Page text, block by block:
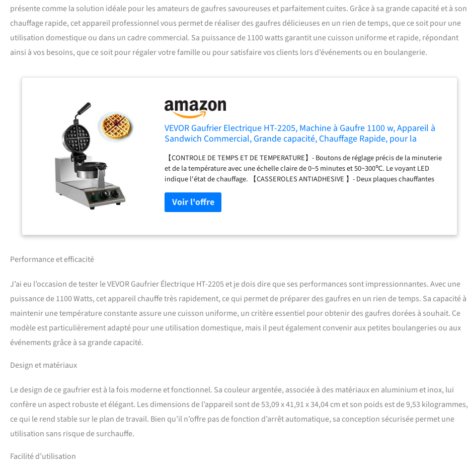
présente comme la solution idéale pour les amateurs de gaufres savoureuses et parfaitement cuites. Grâce à sa grande capacité et à son
chauffage rapide, cet appareil professionnel vous permet de réaliser des gaufres délicieuses en un rien de temps, que ce soit pour une
utilisation domestique ou dans un cadre commercial. Sa puissance de 1100 watts garantit une cuisson uniforme et rapide, répondant
ainsi à vos besoins, que ce soit pour régaler votre famille ou pour satisfaire vos clients lors d’événements ou en boulangerie.
VEVOR Gaufrier Electrique HT-2205, Machine à Gaufre 1100 w, Appareil à
Sandwich Commercial, Grande capacité, Chauffage Rapide, pour la
【CONTROLE DE TEMPS ET DE TEMPERATURE】- Boutons de réglage précis de la minuterie
et de la température avec une échelle claire de 0~5 minutes et 50~300℃. Le voyant LED
indique l'état de chauffage. 【CASSEROLES ANTIADHESIVE 】- Deux plaques chauffantes
pour former une délicieuse gaufre ronde, peuvent être divisées en 4 morceaux le long des
lignes. Le revêtement anti-adhésif en téflon permet une meilleure mise en forme et garde
votre endroit propre et propre sans passer beaucoup de temps à le nettoyer. 【QUALITE
Plaque SUS sous le moule pour récupérer la pâte qui fuit pour faciliter le nettoyage. Corps de
une structure triangulaire stable, nette, belle sans désordre. Le niveau de sécurité est
également amélioré. Poignée épaisse avec dissipation de la chaleur assurée. La surface lisse
rend le fonctionnement plus efficace. 【APPLICATION A GRANDE ECHELLE】 - Gaufre douce
à l'intérieur et croustillante à l'extérieur avec une saveur spéciale, un arrière-goût sans fin et
une odeur séduisante. Le chocolat, les bonbons et autres décorations peuvent être ajoutés
Performance et efficacité
J’ai eu l’occasion de tester le VEVOR Gaufrier Électrique HT-2205 et je dois dire que ses performances sont impressionnantes. Avec une
puissance de 1100 Watts, cet appareil chauffe très rapidement, ce qui permet de préparer des gaufres en un rien de temps. Sa capacité à
maintenir une température constante assure une cuisson uniforme, un critère essentiel pour obtenir des gaufres dorées à souhait. Ce
modèle est particulièrement adapté pour une utilisation domestique, mais il peut également convenir aux petites boulangeries ou aux
événements grâce à sa grande capacité.
Design et matériaux
Le design de ce gaufrier est à la fois moderne et fonctionnel. Sa couleur argentée, associée à des matériaux en aluminium et inox, lui
confère un aspect robuste et élégant. Les dimensions de l’appareil sont de 53,09 x 41,91 x 34,04 cm et son poids est de 9,53 kilogrammes,
ce qui le rend stable sur le plan de travail. Bien qu’il n’offre pas de fonction d’arrêt automatique, sa conception sécurisée permet une
utilisation sans risque de surchauffe.
Facilité d’utilisation